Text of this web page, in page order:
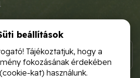
beállítások
Tájékoztatjuk, hogy a
fokozásának érdekében
kat) használunk.